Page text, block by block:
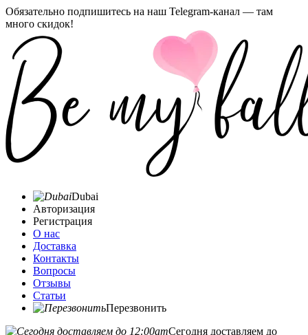
Обязательно подпишитесь на наш Telegram-канал — там
много скидок!
Dubai
Авторизация
Регистрация
О нас
Доставка
Контакты
Вопросы
Отзывы
Статьи
Перезвонить
Сегодня доставляем до